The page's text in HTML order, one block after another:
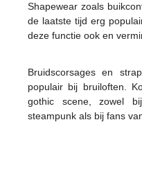
Shapewear zoals
de laatste tijd erg
deze functie ook en
Bruidscorsages en
populair bij bruiloften.
gothic scene, zowel
steampunk als bij fans